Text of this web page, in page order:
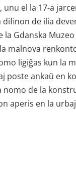
el la 17-a
de ilia
la Gdanska
malnova
ligiĝas kun la
poste ankaŭ en
de la
aperis en la